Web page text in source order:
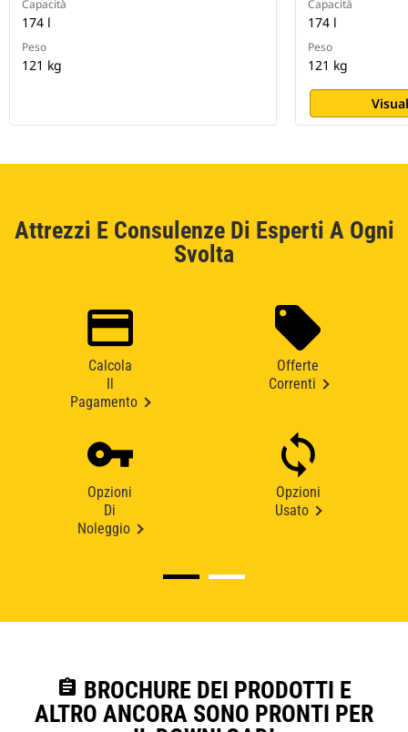
Capacità
174 l
Peso
121 kg
Capacità
174 l
Peso
121 kg
Attrezzi E Consulenze Di Esperti A Ogni
Svolta
Calcola
Pagamento
Offerte
Correnti
Opzioni
Di
Noleggio
Opzioni
Usato
assignment BROCHURE DEI PRODOTTI E
ALTRO ANCORA SONO PRONTI PER